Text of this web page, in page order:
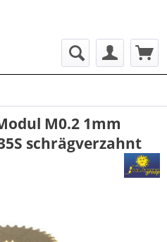
M0.2 1mm
schrägverzahnt